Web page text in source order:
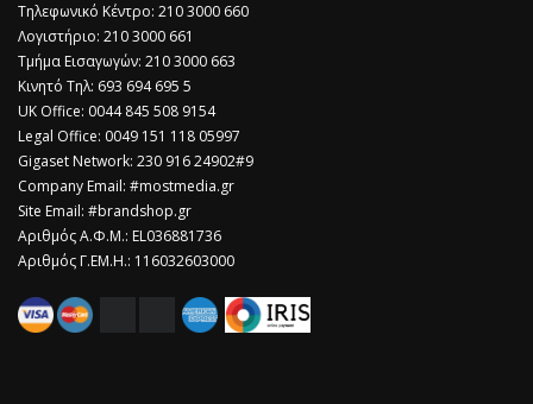
Τηλεφωνικό Κέντρο: 210 3000 660
Λογιστήριο: 210 3000 661
Τμήμα Εισαγωγών: 210 3000 663
Κινητό Τηλ: 693 694 695 5
​UK Office: 0044 845 508 9154
Legal Office: 0049 151 118 05997
Gigaset Network: 230 916 24902#9
Company Email: #mostmedia.gr
Site Email: #brandshop.gr
Αριθμός Α.Φ.Μ.: EL036881736
Αριθμός Γ.ΕΜ.Η.: 116032603000